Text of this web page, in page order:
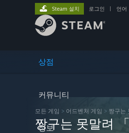
상점
커뮤니티
정보
Steam 설치 로그인 언어
모든 게임 > 어드벤처 게임 > 짱구는
짱구는 못말려